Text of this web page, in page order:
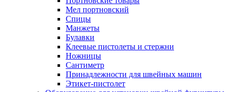
Мел портновский
Спицы
Манжеты
Булавки
Клеевые пистолеты и стержни
Ножницы
Сантиметр
Принадлежности для швейных машин
Этикет-пистолет